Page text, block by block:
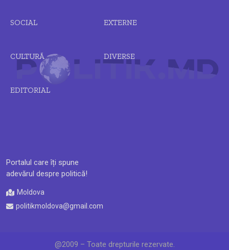
Portalul care îți spune
adevărul despre politică!
Moldova
politikmoldova@gmail.com
SOCIAL EXTERNE
CULTURĂ DIVERSE
EDITORIAL
@2009 – Toate drepturile rezervate.